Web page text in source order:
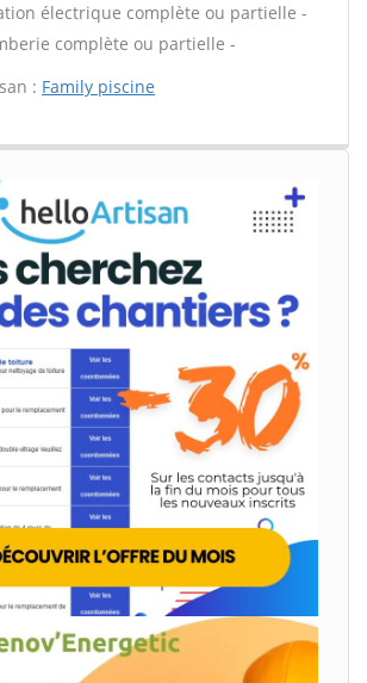
électrique complète ou partielle -
complète ou partielle -
: Family piscine